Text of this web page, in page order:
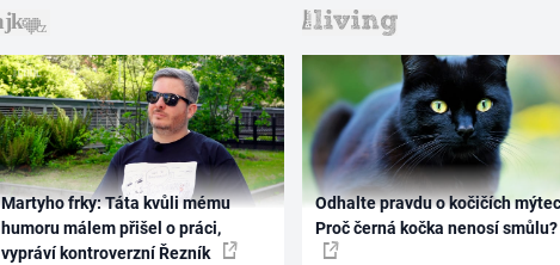
Martyho frky: Táta kvůli mému
humoru málem přišel o práci,
vypráví kontroverzní Řezník
Odhalte pravdu o kočičích
Proč černá kočka nenosí smůlu?